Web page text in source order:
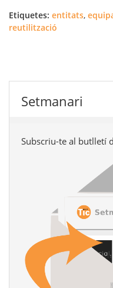
Etiquetes: entitats,
reutilització
Setmanari
Subscriu-te al butlletí